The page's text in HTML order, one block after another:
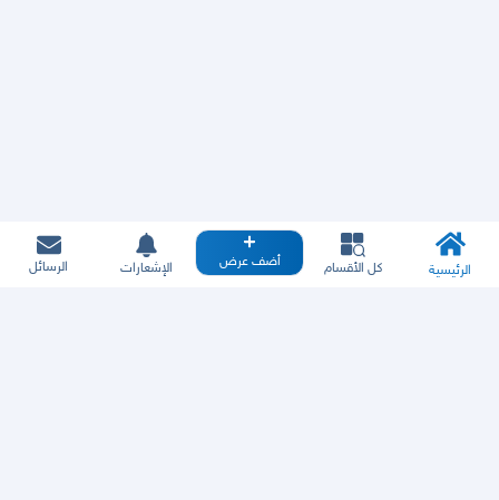
الرئيسية كل الأقسام أضف عرض الإشعارات الرسائل